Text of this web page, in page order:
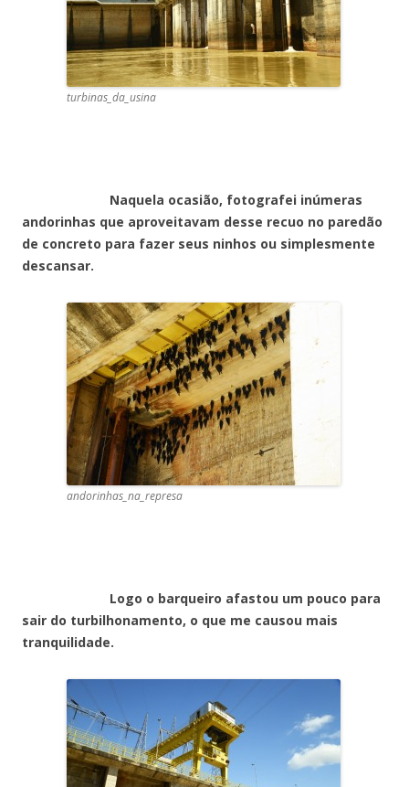
turbinas_da_usina
Naquela ocasião, fotografei inúmeras
andorinhas que aproveitavam desse recuo no paredão
de concreto para fazer seus ninhos ou simplesmente
descansar.
andorinhas_na_represa
Logo o barqueiro afastou um pouco para
sair do turbilhonamento, o que me causou mais
tranquilidade.